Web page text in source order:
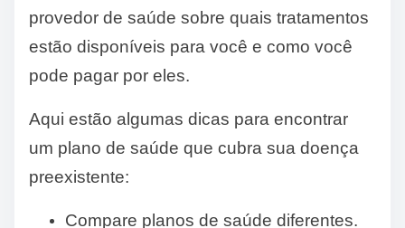
provedor de saúde sobre quais tratamentos
estão disponíveis para você e como você
pode pagar por eles.
Aqui estão algumas dicas para encontrar
um plano de saúde que cubra sua doença
preexistente:
Compare planos de saúde diferentes.